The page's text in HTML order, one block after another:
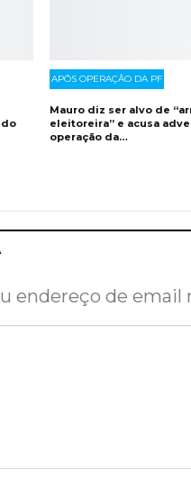
do
APÓS OPERAÇÃO DA PF
Mauro diz ser alvo de
eleitoreira” e acusa
operação da…
endereço de email